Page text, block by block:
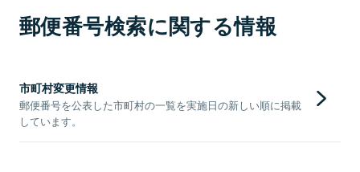
郵便番号検索に関する情報
市町村変更情報
郵便番号を公表した市町村の一覧を実施日の新しい順に掲載
しています。